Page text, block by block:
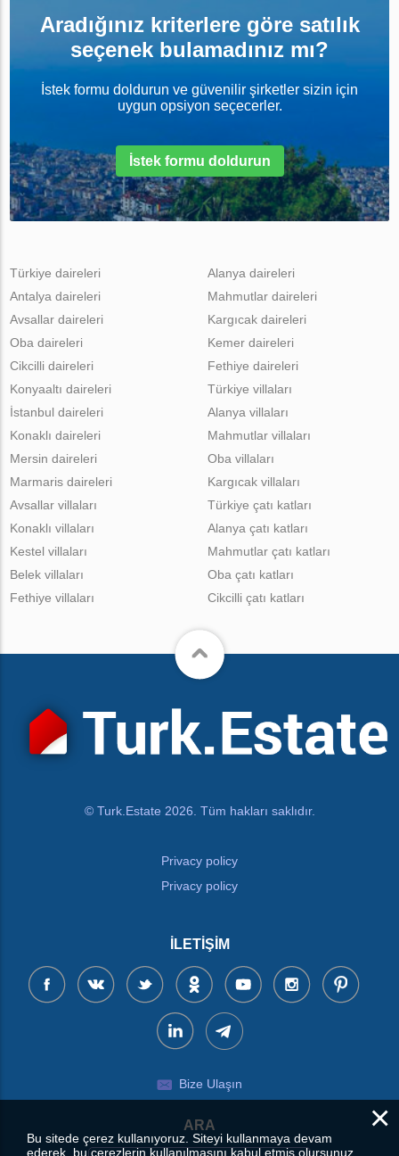
Aradığınız kriterlere göre satılık
seçenek bulamadınız mı?
İstek formu doldurun ve güvenilir şirketler sizin için
uygun opsiyon seçecerler.
İstek formu doldurun
Türkiye daireleri
Antalya daireleri
Avsallar daireleri
Oba daireleri
Cikcilli daireleri
Alanya daireleri
Mahmutlar daireleri
Kargıcak daireleri
Kemer daireleri
Fethiye daireleri
Konyaaltı daireleri
İstanbul daireleri
Konaklı daireleri
Mersin daireleri
Marmaris daireleri
Türkiye villaları
Alanya villaları
Mahmutlar villaları
Oba villaları
Kargıcak villaları
Avsallar villaları
Konaklı villaları
Kestel villaları
Belek villaları
Fethiye villaları
Türkiye çatı katları
Alanya çatı katları
Mahmutlar çatı katları
Oba çatı katları
Cikcilli çatı katları
© Turk.Estate 2026. Tüm hakları saklıdır.
Privacy policy
Privacy policy
İLETIŞIM
Bize Ulaşın
ARA ×
Bu sitede çerez kullanıyoruz. Siteyi kullanmaya devam
ederek, bu çerezlerin kullanılmasını kabul etmiş olursunuz.